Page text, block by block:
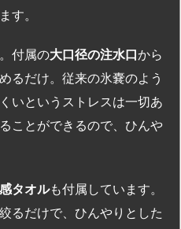
す。
付属の大口径の注水口から
るだけ。従来の氷嚢のよう
いというストレスは一切あ
ことができるので、ひんや
タオルも付属しています。
るだけで、ひんやりとした